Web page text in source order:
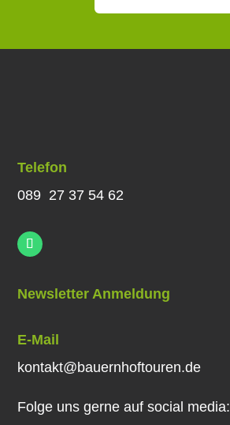
Telefon
089 27 37 54 62
Newsletter Anmeldung
E-Mail
kontakt@bauernhoftouren.de
Folge uns gerne auf social media: